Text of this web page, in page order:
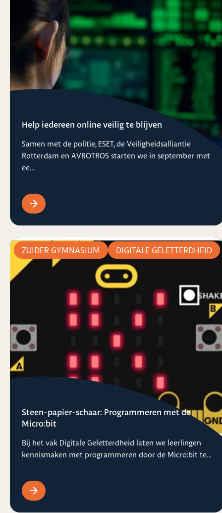
Help iedereen online veilig te blijven
Samen met de politie, ESET, de Veiligheidsalliantie
Rotterdam en AVROTROS starten we in september met
ee...
Steen-papier-schaar: Programmeren met de
Micro:bit
Bij het vak Digitale Geletterdheid laten we leerlingen
kennismaken met programmeren door de Micro:bit te...
ZUIDER GYMNASIUM DIGITALE GELETTERDHEID